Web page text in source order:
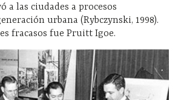
a las ciudades a procesos
urbana (Rybczynski, 1998).
fracasos fue Pruitt Igoe.